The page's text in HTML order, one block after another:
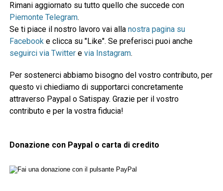
Rimani aggiornato su tutto quello che succede con
Piemonte Telegram.
Se ti piace il nostro lavoro vai alla nostra pagina su
Facebooke clicca su "Like". Se preferisci puoi anche
seguirci via Twittere via Instagram.
Per sostenerci abbiamo bisogno del vostro contributo, per
questo vi chiediamo di supportarci concretamente
attraverso Paypal o Satispay. Grazie per il vostro
contributo e per la vostra fiducia!
Donazione con Paypal o carta di credito